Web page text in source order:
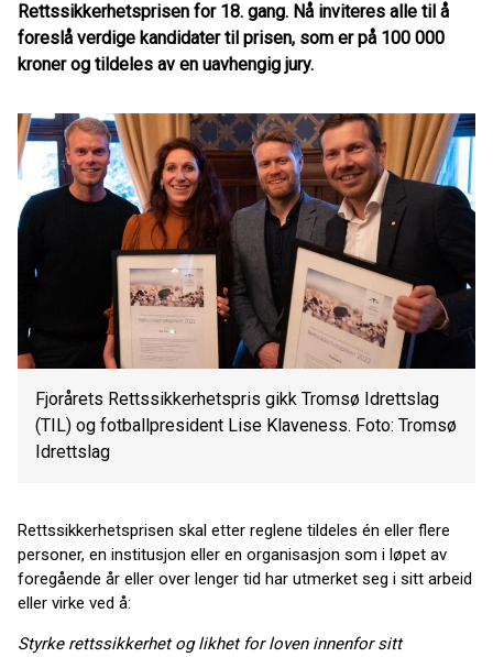
Rettssikkerhetsprisen for 18. gang. Nå inviteres alle til å
foreslå verdige kandidater til prisen, som er på 100 000
kroner og tildeles av en uavhengig jury.
Fjorårets Rettssikkerhetspris gikk Tromsø Idrettslag
(TIL) og fotballpresident Lise Klaveness. Foto: Tromsø
Idrettslag
Rettssikkerhetsprisen skal etter reglene tildeles én eller flere
personer, en institusjon eller en organisasjon som i løpet av
foregående år eller over lenger tid har utmerket seg i sitt arbeid
eller virke ved å:
Styrke rettssikkerhet og likhet for loven innenfor sitt